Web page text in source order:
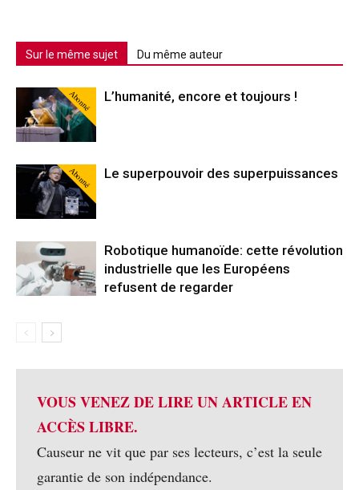
Sur le même sujet Du même auteur
Abonné L’humanité, encore et toujours !
Abonné Le superpouvoir des superpuissances
Robotique humanoïde: cette révolution
industrielle que les Européens
refusent de regarder
VOUS VENEZ DE LIRE UN ARTICLE EN
ACCÈS LIBRE.
Causeur ne vit que par ses lecteurs, c’est la seule
garantie de son indépendance.